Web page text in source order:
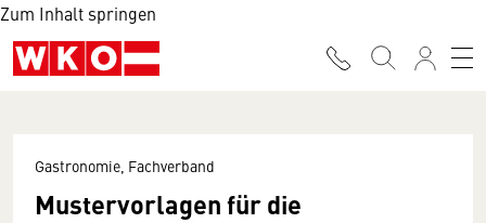
Zum Inhalt springen
Gastronomie, Fachverband
Mustervorlagen für die